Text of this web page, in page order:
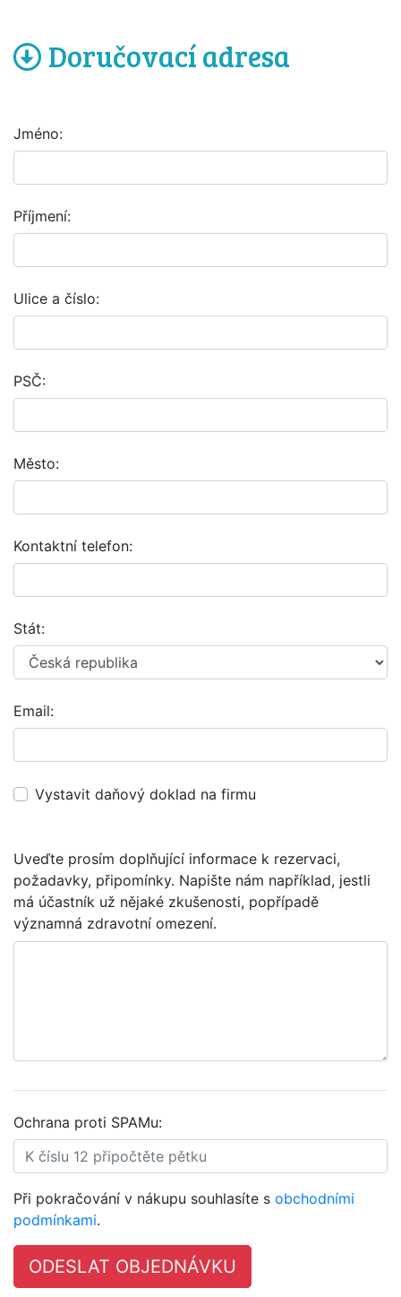
Doručovací adresa
Jméno:
Příjmení:
Ulice a číslo:
PSČ:
Město:
Kontaktní telefon:
Stát:
Email:
Vystavit daňový doklad na firmu
Uveďte prosím doplňující informace k rezervaci,
požadavky, připomínky. Napište nám například, jestli
má účastník už nějaké zkušenosti, popřípadě
významná zdravotní omezení.
Ochrana proti SPAMu:
Při pokračování v nákupu souhlasíte s obchodními
podmínkami.